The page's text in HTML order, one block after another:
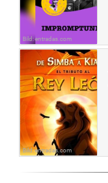
Bild: entradas.com
Bild: entradas.com